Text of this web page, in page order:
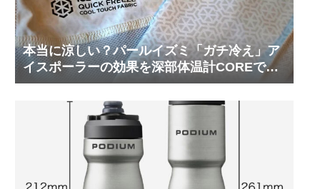
本当に涼しい？パールイズミ「ガチ冷え」ア
イスポーラーの効果を深部体温計COREで測
ってみた